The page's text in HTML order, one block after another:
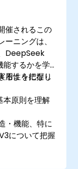
催されるこの
ニングは、
DeepSeek
能するかを学
用性を把握し
るようになり
本原則を理解
・機能、特に
について把握
る